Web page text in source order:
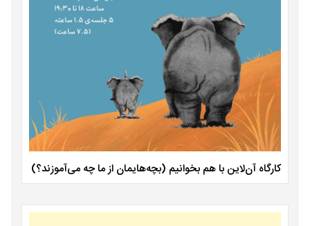
کارگاه آن‌لاین با هم بخوانیم (بچه‌هایمان از ما چه می‌آموزند؟)